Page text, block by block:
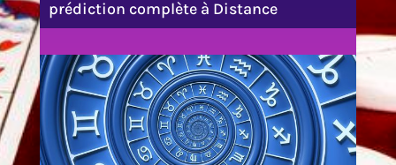
prédiction complète à Distance